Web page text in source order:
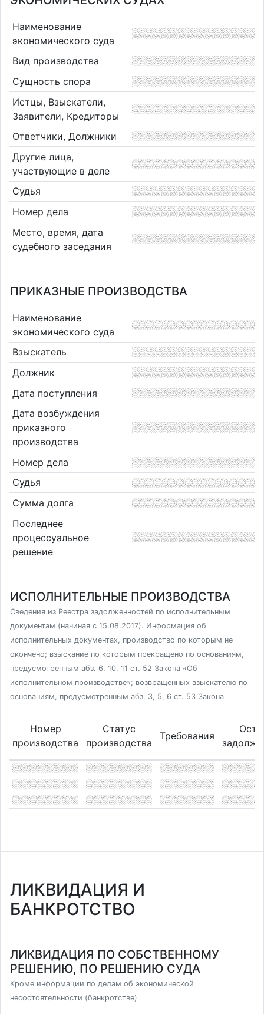
Наименование
экономического суда
Вид производства
Сущность спора
Истцы, Взыскатели,
Заявители, Кредиторы
Ответчики, Должники
Другие лица,
участвующие в деле
Судья
Номер дела
Место, время, дата
судебного заседания
ПРИКАЗНЫЕ ПРОИЗВОДСТВА
Наименование
экономического суда
Взыскатель
Должник
Дата поступления
Дата возбуждения
приказного
производства
Номер дела
Судья
Сумма долга
Последнее
процессуальное
решение
ИСПОЛНИТЕЛЬНЫЕ ПРОИЗВОДСТВА
Сведения из Реестра задолженностей по исполнительным
документам (начиная с 15.08.2017). Информация об
исполнительных документах, производство по которым не
окончено; взыскание по которым прекращено по основаниям,
предусмотренным абз. 6, 10, 11 ст. 52 Закона «Об
исполнительном производстве»; возвращенных взыскателю по
основаниям, предусмотренным абз. 3, 5, 6 ст. 53 Закона
Номер
производства
Статус
производства
Требования
ЛИКВИДАЦИЯ И
БАНКРОТСТВО
ЛИКВИДАЦИЯ ПО СОБСТВЕННОМУ
РЕШЕНИЮ, ПО РЕШЕНИЮ СУДА
Кроме информации по делам об экономической
несостоятельности (банкротстве)